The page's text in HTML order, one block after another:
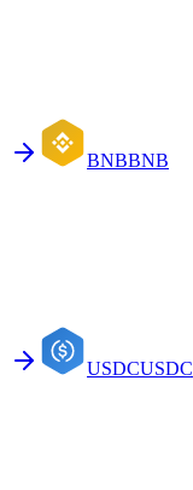
BNBBNB
USDCUSDC